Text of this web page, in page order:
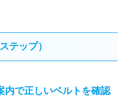
テップ）
内で正しいベルトを確認